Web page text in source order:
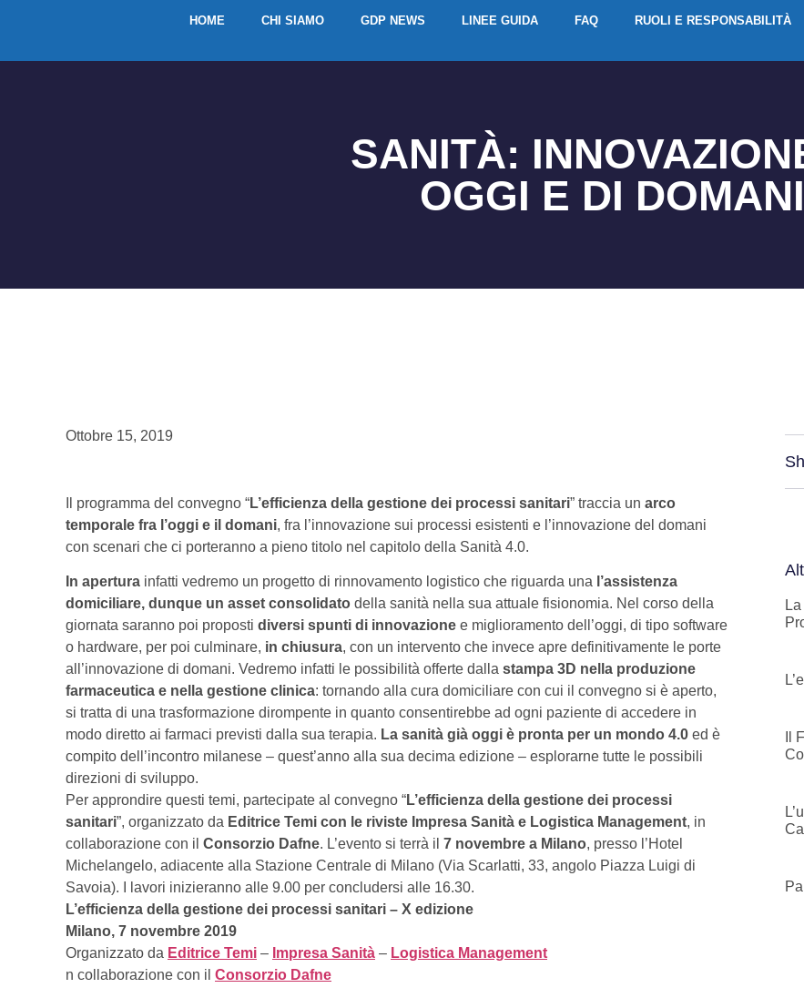
HOME CHI SIAMO GDP NEWS LINEE GUIDA FAQ RUOLI E RESPONSABILITÀ
SANITÀ:
OGGI E DI DOMANI
Ottobre 15, 2019
Il programma del convegno “L’efficienza della gestione dei processi sanitari” traccia un arco
temporale fra l’oggi e il domani, fra l’innovazione sui processi esistenti e l’innovazione del domani
con scenari che ci porteranno a pieno titolo nel capitolo della Sanità 4.0.
In apertura infatti vedremo un progetto di rinnovamento logistico che riguarda una l’assistenza
domiciliare, dunque un asset consolidato della sanità nella sua attuale fisionomia. Nel corso della
giornata saranno poi proposti diversi spunti di innovazione e miglioramento dell’oggi, di tipo software
o hardware, per poi culminare, in chiusura, con un intervento che invece apre definitivamente le porte
all’innovazione di domani. Vedremo infatti le possibilità offerte dalla stampa 3D nella produzione
farmaceutica e nella gestione clinica: tornando alla cura domiciliare con cui il convegno si è aperto,
si tratta di una trasformazione dirompente in quanto consentirebbe ad ogni paziente di accedere in
modo diretto ai farmaci previsti dalla sua terapia. La sanità già oggi è pronta per un mondo 4.0 ed è
compito dell’incontro milanese – quest’anno alla sua decima edizione – esplorarne tutte le possibili
direzioni di sviluppo.
Per approndire questi temi, partecipate al convegno “L’efficienza della gestione dei processi
sanitari”, organizzato da Editrice Temi con le riviste Impresa Sanità e Logistica Management, in
collaborazione con il Consorzio Dafne. L’evento si terrà il 7 novembre a Milano, presso l’Hotel
Michelangelo, adiacente alla Stazione Centrale di Milano (Via Scarlatti, 33, angolo Piazza Luigi di
Savoia). I lavori inizieranno alle 9.00 per concludersi alle 16.30.
L’efficienza della gestione dei processi sanitari – X edizione
Milano, 7 novembre 2019
Organizzato da Editrice Temi – Impresa Sanità – Logistica Management
n collaborazione con il Consorzio Dafne
Il